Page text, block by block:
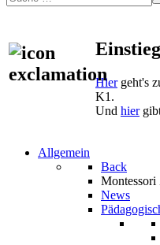
Hiergeht's
K1.
Und hier
Allgemein
Back
Montessori
News